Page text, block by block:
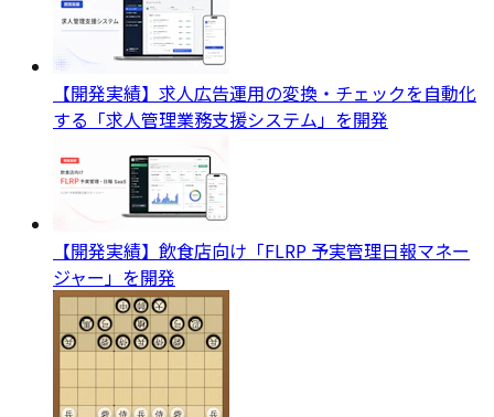
【開発実績】求人広告運用の変換・チェックを自動化
する「求人管理業務支援システム」を開発
【開発実績】飲食店向け「FLRP 予実管理日報マネー
ジャー」を開発